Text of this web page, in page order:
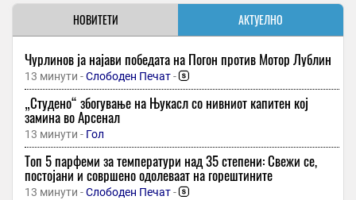
НОВИТЕТИ АКТУЕЛНО
Чурлинов ја најави победата на Погон против Мотор Лублин
13 минути -Слободен Печат-
„Студено“ збогување на Њукасл со нивниот капитен кој
замина во Арсенал
13 минути - Гол
Топ 5 парфеми за температури над 35 степени: Свежи се,
постојани и совршено одолеваат на горештините
13 минути -Слободен Печат-